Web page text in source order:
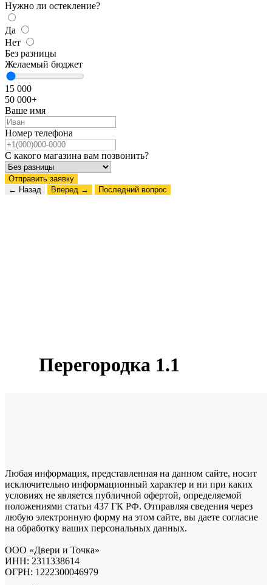
Нужно ли остекление?
Да
Нет
Без разницы
Желаемый бюджет
15 000
50 000+
Ваше имя
Номер телефона
С какого магазина вам позвонить?
Отправить заявку
← Назад
Вперед → Последний вопрос
Перегородка 1.1
Любая информация, представленная на данном сайте, носит
исключительно информационный характер и ни при каких
условиях не является публичной офертой, определяемой
положениями статьи 437 ГК РФ. Отправляя сведения через
любую электронную форму на этом сайте, вы даете согласие
на обработку ваших персональных данных.
ООО «Двери и Точка»
ИНН: 2311338614
ОГРН: 1222300046979